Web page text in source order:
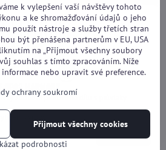
SP02 HARMONY
zdobení plotového dílu s průvlaky
výroby)
od 3 880 Kč
k vylepšení vaší návštěvy tohoto
a ke shromažďování údajů o jeho
použít nástroje a služby třetích stran
být přenášena partnerům v EU, USA
na „Přijmout všechny soubory
souhlas s tímto zpracováním. Níže
nebo upravit své preference.
ochrany soukromí
podrobnosti
Přijmout všechny cookies